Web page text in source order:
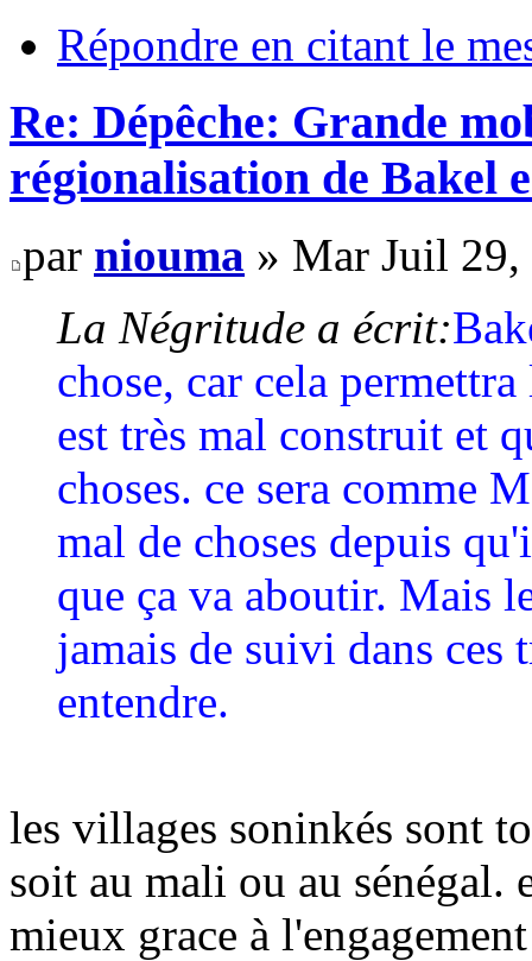
Répondre en citant le
Re: Dépêche: Grande
régionalisation de Bakel
par niouma » Mar Juil
La Négritude a écrit:
chose, car cela
est très mal construit et
choses. ce sera comme
mal de choses depuis
que ça va aboutir. Mais
jamais de suivi dans
entendre.
les villages soninkés sont
soit au mali ou au sénégal.
mieux grace à